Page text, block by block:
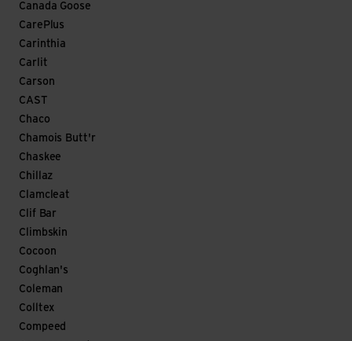
Canada Goose
CarePlus
Carinthia
Carlit
Carson
CAST
Chaco
Chamois Butt'r
Chaskee
Chillaz
Clamcleat
Clif Bar
Climbskin
Cocoon
Coghlan's
Coleman
Colltex
Compeed